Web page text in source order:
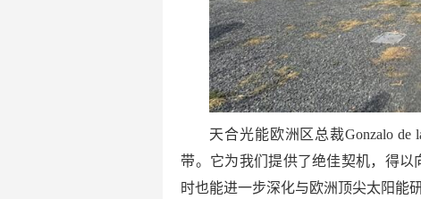
天合光能欧洲区总裁Gonzalo
带。它为我们提供了绝佳契机，得以
时也能进一步深化与欧洲顶尖太阳能